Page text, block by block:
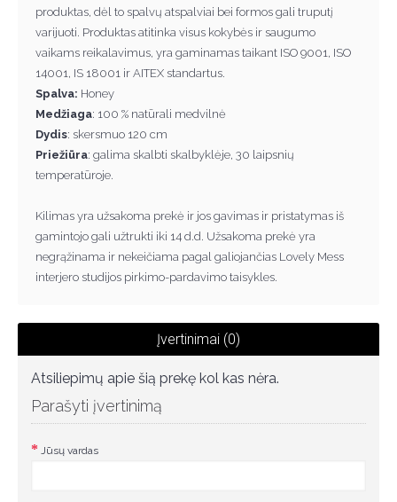
produktas, dėl to spalvų atspalviai bei formos gali truputį
varijuoti. Produktas atitinka visus kokybės ir saugumo
vaikams reikalavimus, yra gaminamas taikant ISO 9001, ISO
14001, IS 18001 ir AITEX standartus.
Spalva: Honey
Medžiaga: 100 % natūrali medvilnė
Dydis: skersmuo 120 cm
Priežiūra: galima skalbti skalbyklėje, 30 laipsnių
temperatūroje.
Kilimas yra užsakoma prekė ir jos gavimas ir pristatymas iš
gamintojo gali užtrukti iki 14 d.d. Užsakoma prekė yra
negrąžinama ir nekeičiama pagal galiojančias Lovely Mess
interjero studijos pirkimo-pardavimo taisykles.
Įvertinimai (0)
Atsiliepimų apie šią prekę kol kas nėra.
Parašyti įvertinimą
Jūsų vardas